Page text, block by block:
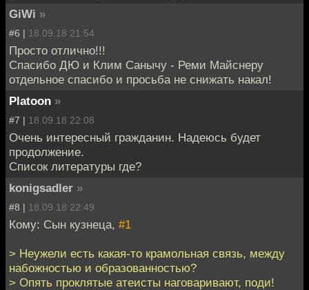
GiWi »
#6 | 18.09.18 21:54
Просто отлично!!!
Спасибо ДЮ и Клим Санычу - Реми Майснеру
отдельное спасибо и просьба не снижать накал!
Platoon »
#7 | 18.09.18 22:08
Очень интересный гражданин. Надеюсь будет
продолжение.
Список литературы где?
konigsadler »
#8 | 18.09.18 22:49
Кому: Сын кузнеца, #1
> Неужели есть какая-то крамольная связь, между
набожностью и образованностью?
> Опять проклятые атеисты наговаривают, поди!